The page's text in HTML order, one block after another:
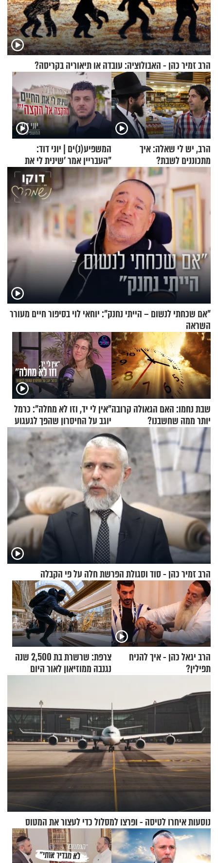
הרב זמיר כהן - האבולוציה: עובדה או תיאוריה בקריסה?
הרב, יש לי שאלה: איך
מתכוננים לשבת?
המשפיע(נ)ים | יוני דוד:
"העבריין אמר 'שינית לי את
החיים מהקצה אל הקצה'"
"אם שכחתי לנשום – הייתי נחנק": יוחאי לוי בסיפור חיים מעורר
השראה
שבת נחמו: האם הגאולה קרובה
יותר ממה שחשבנו?
"אין לי יד, וזו לא מחלה": כרמל
יוגב על החיסרון שהפך לגעגוע
הרב זמיר כהן - סוד וסגולת הפרשת חלה על פי הקבלה
הרב יגאל כהן - איך להניח
תפילין?
צרפת: שרשרת בת 2,500 שנה
נגנבה ממוזיאון לאור היום
נוסעות איחרו לטיסה - ופרצו למסלול כדי לעצור את המטוס